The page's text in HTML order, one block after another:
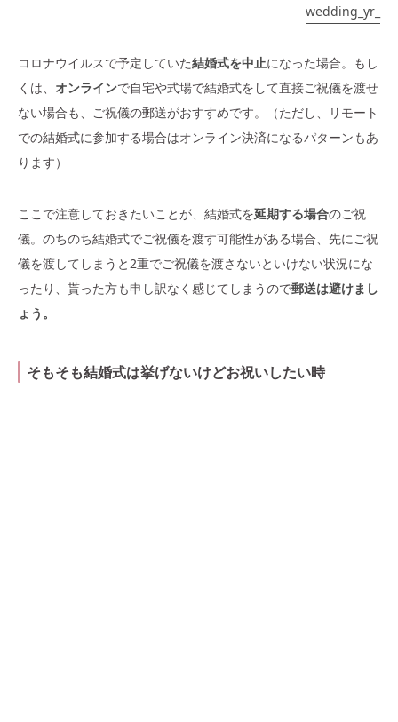
wedding_yr_
コロナウイルスで予定していた結婚式を中止になった場合。もし
くは、 オンラインで自宅や式場で結婚式をして直接ご祝儀を渡せ
ない場合も、ご祝儀の郵送がおすすめです。（ただし、リモート
での結婚式に参加する場合はオンライン決済になるパターンもあ
ります）
ここで注意しておきたいことが、結婚式を延期する場合のご祝
儀。のちのち結婚式でご祝儀を渡す可能性がある場合、先にご祝
儀を渡してしまうと2重でご祝儀を渡さないといけない状況にな
ったり、貰った方も申し訳なく感じてしまうので郵送は避けまし
ょう。
そもそも結婚式は挙げないけどお祝いしたい時